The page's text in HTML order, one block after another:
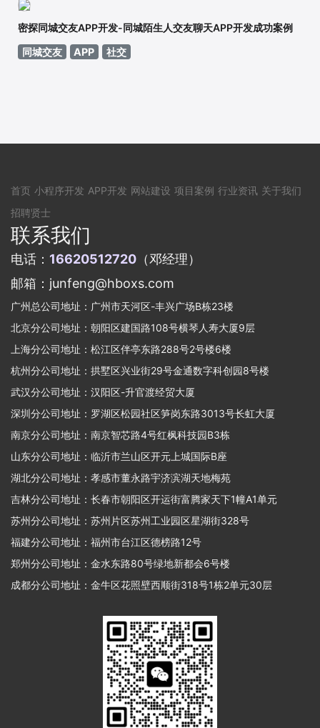
密探同城交友APP开发-同城陌生人交友聊天APP开发成功案例
同城交友
APP 社交
首页 小程序开发 APP开发 网站建设 项目案例 行业资讯 关于我们
招聘贤士
联系我们
电话： 16620512720 （邓经理）
邮箱：junfeng@hboxs.com
广州总公司地址：广州市天河区-丰兴广场B栋23楼
北京分公司地址：朝阳区建国路108号横琴人寿大厦9层
上海分公司地址：松江区伴亭东路288号2号楼6楼
杭州分公司地址：拱墅区兴业街29号金通数字科创园8号楼
武汉分公司地址：汉阳区-升官渡经贸大厦
深圳分公司地址：罗湖区松园社区笋岗东路3013号长虹大厦
南京分公司地址：南京智芯路4号红枫科技园B3栋
山东分公司地址：临沂市兰山区开元上城国际B座
湖北分公司地址：孝感市董永路宇济滨湖天地梅苑
吉林分公司地址：长春市朝阳区开运街富腾家天下1幢A1单元
苏州分公司地址：苏州片区苏州工业园区星湖街328号
福建分公司地址：福州市台江区德榜路12号
郑州分公司地址：金水东路80号绿地新都会6号楼
成都分公司地址：金牛区花照壁西顺街318号1栋2单元30层